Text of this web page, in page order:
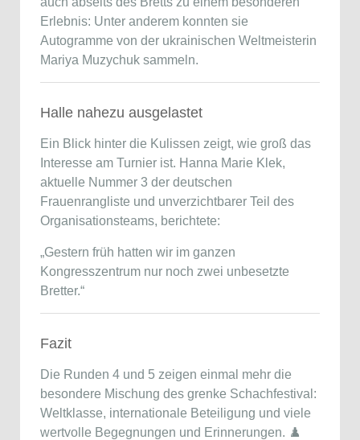
Erlebnis: Unter anderem konnten sie
Autogramme von der ukrainischen Weltmeisterin
Mariya Muzychuk sammeln.
Halle nahezu ausgelastet
Ein Blick hinter die Kulissen zeigt, wie groß das
Interesse am Turnier ist. Hanna Marie Klek,
aktuelle Nummer 3 der deutschen
Frauenrangliste und unverzichtbarer Teil des
Organisationsteams, berichtete:
„Gestern früh hatten wir im ganzen
Kongresszentrum nur noch zwei unbesetzte
Bretter.“
Fazit
Die Runden 4 und 5 zeigen einmal mehr die
besondere Mischung des grenke Schachfestival:
Weltklasse, internationale Beteiligung und viele
wertvolle Begegnungen und Erinnerungen. ♟️